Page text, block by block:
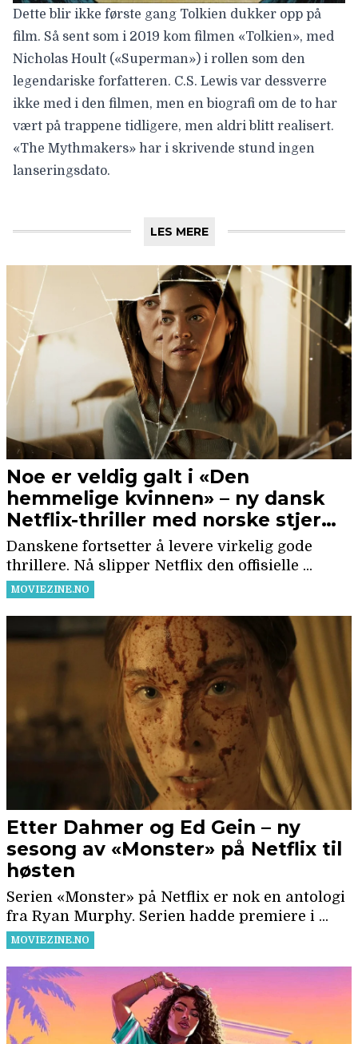
Dette blir ikke første gang Tolkien dukker opp på
film. Så sent som i 2019 kom filmen «Tolkien», med
Nicholas Hoult («Superman») i rollen som den
legendariske forfatteren. C.S. Lewis var dessverre
ikke med i den filmen, men en biografi om de to har
vært på trappene tidligere, men aldri blitt realisert.
«The Mythmakers» har i skrivende stund ingen
lanseringsdato.
LES MERE